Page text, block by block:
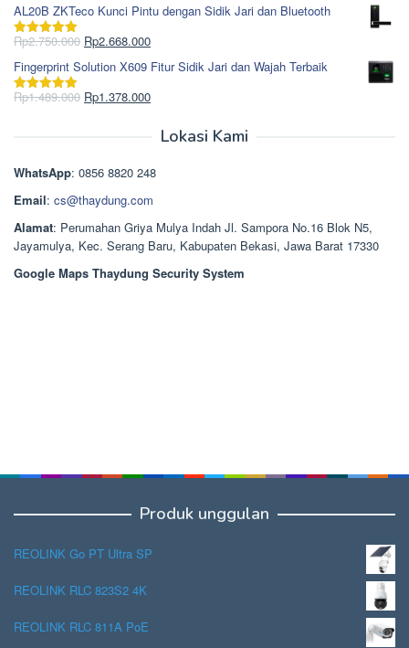
adalah:
Rp965.000.
ini
adalah:
AL20B ZKTeco Kunci Pintu dengan Sidik Jari dan Bluetooth
Dinilai5.00
Rp2.750.000 Harga
adalah:
Rp2.750.000.
Rp2.668.000Harga
ini
adalah:
Fingerprint Solution X609 Fitur Sidik Jari dan Wajah Terbaik
Dinilai5.00
Rp1.489.000 Harga
Rp1.378.000Harga
Rp1.378.000.
Lokasi Kami
WhatsApp: 0856 8820 248
Email: cs@thaydung.com
Alamat: Perumahan Griya Mulya Indah Jl. Sampora No.16 Blok N5,
Jayamulya, Kec. Serang Baru, Kabupaten Bekasi, Jawa Barat 17330
Google Maps Thaydung Security System
Produk unggulan
REOLINK Go PT Ultra SP
REOLINK RLC 823S2 4K
REOLINK RLC 811A PoE